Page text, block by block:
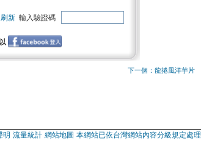
刷新 輸入驗證碼
下一個：龍捲風洋芋片
明 流量統計 網站地圖 本網站已依台灣網站內容分級規定處理